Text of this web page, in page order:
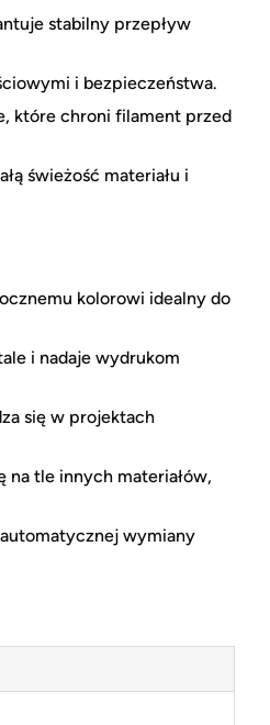
stabilny przepływ
i bezpieczeństwa.
które chroni filament przed
świeżość materiału i
kolorowi idealny do
i nadaje wydrukom
się w projektach
tle innych materiałów,
wymiany